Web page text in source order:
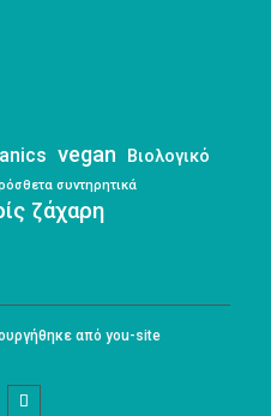
vegan Βιολογικό
συντηρητικά
ζάχαρη
από you-site